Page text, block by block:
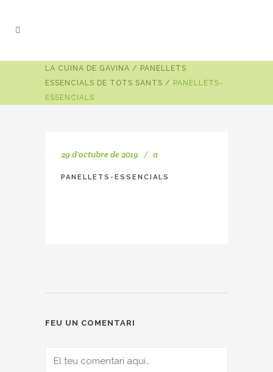
LA CUINA DE GAVINA / PANELLETS
ESSENCIALS DE TOTS SANTS / PANELLETS-
ESSENCIALS
29 d'octubre de 2019 a
PANELLETS-ESSENCIALS
FEU UN COMENTARI